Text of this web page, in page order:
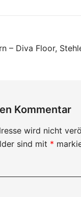
– Diva Floor,
Kommentar
wird nicht
sind mit *